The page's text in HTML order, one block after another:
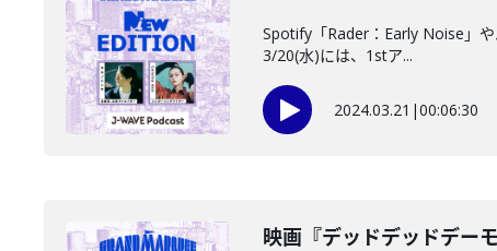
Spotify「Rader：Early Noise」
3/20(水)には、1stア...
2024.03.21 |00:06:30
映画『デッドデッドデー